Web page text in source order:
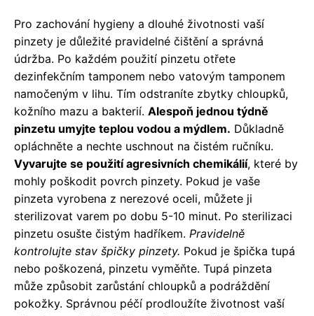
Pro zachování hygieny a dlouhé životnosti vaší
pinzety je důležité pravidelné čištění a správná
údržba. Po každém použití pinzetu otřete
dezinfekčním tamponem nebo vatovým tamponem
namočeným v lihu. Tím odstraníte zbytky chloupků,
kožního mazu a bakterií. Alespoň jednou týdně
pinzetu umyjte teplou vodou a mýdlem. Důkladně
opláchněte a nechte uschnout na čistém ručníku.
Vyvarujte se použití agresivních chemikálií, které by
mohly poškodit povrch pinzety. Pokud je vaše
pinzeta vyrobena z nerezové oceli, můžete ji
sterilizovat varem po dobu 5-10 minut. Po sterilizaci
pinzetu osušte čistým hadříkem. Pravidelně
kontrolujte stav špičky pinzety. Pokud je špička tupá
nebo poškozená, pinzetu vyměňte. Tupá pinzeta
může způsobit zarůstání chloupků a podráždění
pokožky. Správnou péčí prodloužíte životnost vaší